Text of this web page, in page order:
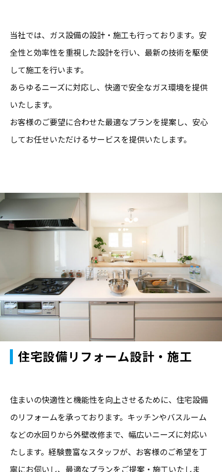
当社では、ガス設備の設計・施工も行っております。安
全性と効率性を重視した設計を行い、最新の技術を駆使
して施工を行います。
あらゆるニーズに対応し、快適で安全なガス環境を提供
いたします。
お客様のご要望に合わせた最適なプランを提案し、安心
してお任せいただけるサービスを提供いたします。
住宅設備リフォーム設計・施工
住まいの快適性と機能性を向上させるために、住宅設備
のリフォームを承っております。キッチンやバスルーム
などの水回りから外壁改修まで、幅広いニーズに対応い
たします。経験豊富なスタッフが、お客様のご希望を丁
寧にお伺いし、最適なプランをご提案・施工いたしま